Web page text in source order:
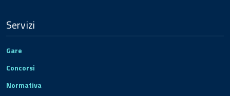
Servizi
Gare
Concorsi
Normativa